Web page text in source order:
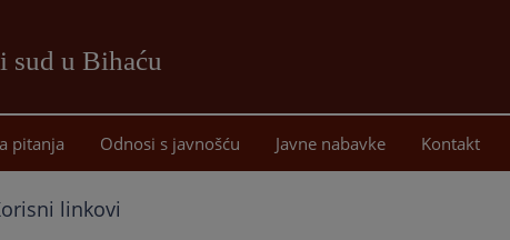
sud u Bihaću
sadržaj
pitanja Odnosi s javnošću Javne nabavke Kontakt
linkovi